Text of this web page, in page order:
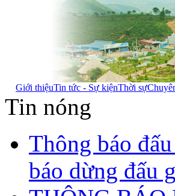
Giới thiệuTin tức - Sự kiệnThời sự
Tin nóng
Thông báo
báo dừng đấu